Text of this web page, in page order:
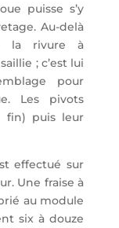
puisse s’y
Au-delà
la rivure à
; c’est lui
pour
Les pivots
fin) puis leur
effectué sur
Une fraise à
au module
six à douze